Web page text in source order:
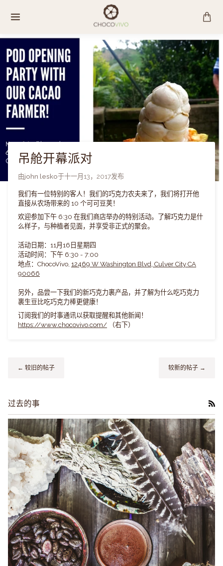
吊舱开幕派对
由john lesko于十一月13，2017发布
我们有一位特别的客人！我们的巧克力农夫来了，我们将打开他
直接从农场带来的 10 个可可豆荚！
欢迎参加下午 6:30 在我们商店举办的特别活动。了解巧克力是什
么样子，与种植者见面，并享受非正式的聚会。
活动日期：11月16日星期四
活动时间：下午 6:30 - 7:00
地点：ChocoVivo, 12469 W Washington Blvd, Culver City CA
90066
另外，品尝一下我们的新巧克力裹产品，并了解为什么吃巧克力
裹生豆比吃巧克力棒更健康！
订阅我们的时事通讯以获取提醒和其他新闻！
https://www.chocovivo.com/ （右下）
← 较旧的帖子 较新的帖子 →
过去的事